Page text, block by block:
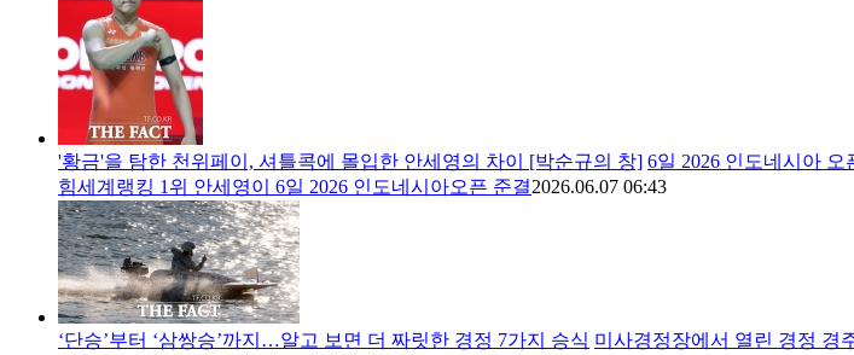
'황금'을 탐한 천위페이, 셔틀콕에 몰입한 안세영의 차이 [박순규의 창] 6일 2026 인도네시아
힘세계랭킹 1위 안세영이 6일 2026 인도네시아오픈 준결2026.06.07 06:43
‘단승’부터 ‘삼쌍승’까지…알고 보면 더 짜릿한 경정 7가지 승식 미사경정장에서 열린 경정 경